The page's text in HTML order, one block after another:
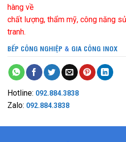
hàng về
chất lượng, thẩm mỹ, công năng
tranh.
BẾP CÔNG NGHIỆP & GIA CÔNG INOX
Hotline: 092.884.3838
Zalo: 092.884.3838